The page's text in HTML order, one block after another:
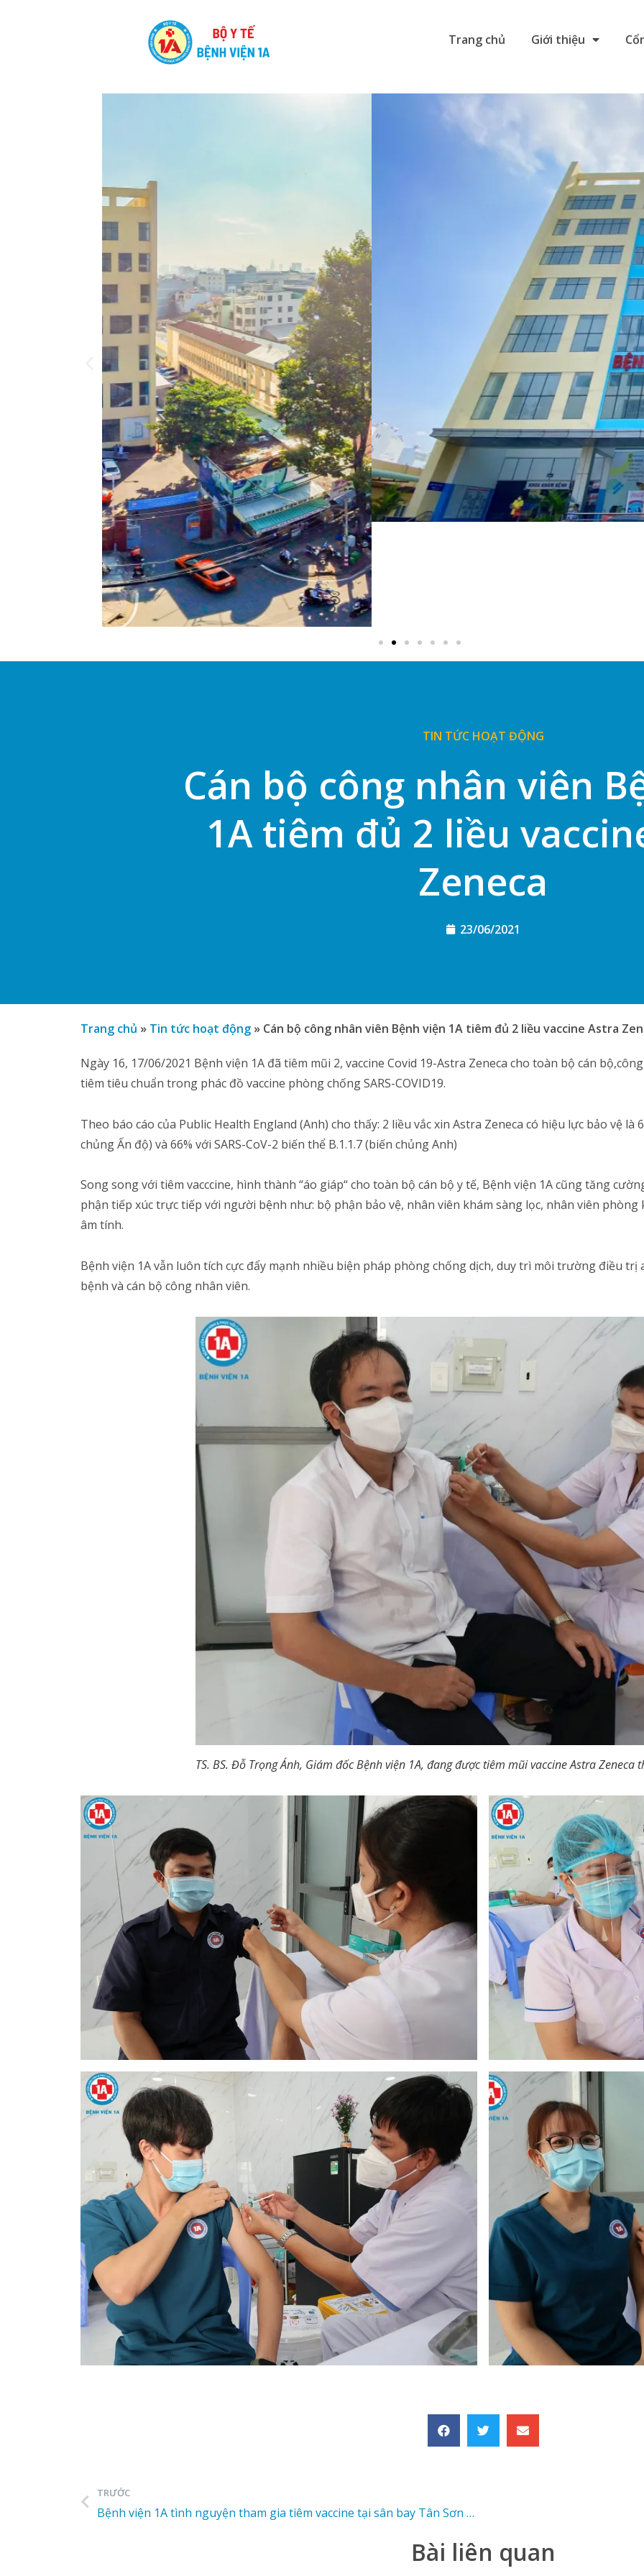
Trang chủ Giới thiệu
TIN TỨC HOẠT ĐỘNG
Cán bộ công nhân viên
1A tiêm đủ 2 liều
Zeneca
23/06/2021
Trang chủ » Tin tức hoạt động » Cán bộ công nhân viên Bệnh viện 1A tiêm đủ 2 liều vaccine Astra
Ngày 16, 17/06/2021 Bệnh viện 1A đã tiêm mũi 2, vaccine Covid 19-Astra Zeneca cho toàn bộ cán
tiêm tiêu chuẩn trong phác đồ vaccine phòng chống SARS-COVID19.
Theo báo cáo của Public Health England (Anh) cho thấy: 2 liều vắc xin Astra Zeneca có hiệu lực bảo vệ là
chủng Ấn độ) và 66% với SARS-CoV-2 biến thể B.1.1.7 (biến chủng Anh)
Song song với tiêm vacccine, hình thành “áo giáp“ cho toàn bộ cán bộ y tế, Bệnh viện 1A cũng tăng
phận tiếp xúc trực tiếp với người bệnh như: bộ phận bảo vệ, nhân viên khám sàng lọc, nhân viên phòng
âm tính.
Bệnh viện 1A vẫn luôn tích cực đẩy mạnh nhiều biện pháp phòng chống dịch, duy trì môi trường điều
bệnh và cán bộ công nhân viên.
TS. BS. Đỗ Trọng Ánh, Giám đốc Bệnh viện 1A, đang được tiêm mũi vaccine Astra Zeneca
TRƯỚC
Bệnh viện 1A tình nguyện tham gia tiêm vaccine tại sân bay Tân Sơn Nhất
Bài liên quan